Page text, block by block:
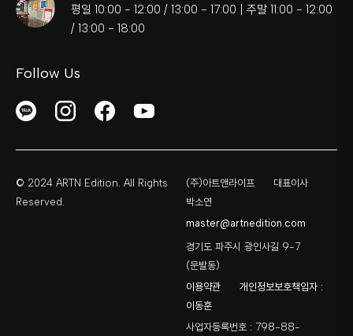
평일 10:00 - 12:00 / 13:00 - 17:00 | 주말 11:00 - 12:00
/ 13:00 - 18:00
Follow Us
© 2024 ARTN Edition. All Rights
Reserved.
(주)아트앤라이프
대표이사
박소연
master@artnedition.com
경기도 파주시 광인사길 9-7
(문발동)
이용약관
개인정보보호책임자 :
이동훈
사업자등록번호 : 798-88-